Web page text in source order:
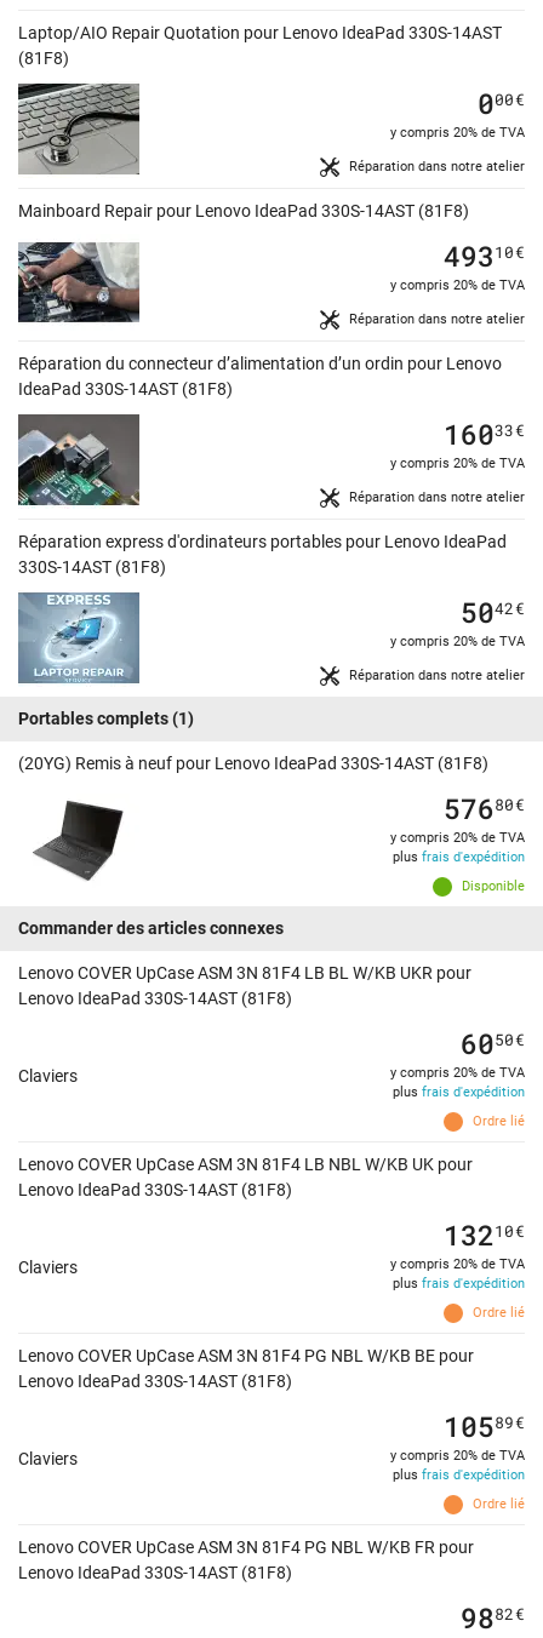
Laptop/AIO Repair Quotation pour Lenovo IdeaPad 330S-14AST
(81F8)
Réparation dans notre atelier
000€
y compris 20% de TVA
Mainboard Repair pour Lenovo IdeaPad 330S-14AST (81F8)
Réparation dans notre atelier
49310€
y compris 20% de TVA
Réparation du connecteur d’alimentation d’un ordin pour Lenovo
IdeaPad 330S-14AST (81F8)
Réparation dans notre atelier
16033€
y compris 20% de TVA
Réparation express d'ordinateurs portables pour Lenovo IdeaPad
330S-14AST (81F8)
Réparation dans notre atelier
5042€
y compris 20% de TVA
Portables complets(1)
(20YG) Remis à neuf pour Lenovo IdeaPad 330S-14AST (81F8)
Disponible
57680€
y compris 20% de TVA
plus frais d'expédition
Commander des articles connexes
Lenovo COVER UpCase ASM 3N 81F4 LB BL W/KB UKR pour
Lenovo IdeaPad 330S-14AST (81F8)
Claviers
Ordre lié
6050€
y compris 20% de TVA
plus frais d'expédition
Lenovo COVER UpCase ASM 3N 81F4 LB NBL W/KB UK pour
Lenovo IdeaPad 330S-14AST (81F8)
Claviers
Ordre lié
13210€
y compris 20% de TVA
plus frais d'expédition
Lenovo COVER UpCase ASM 3N 81F4 PG NBL W/KB BE pour
Lenovo IdeaPad 330S-14AST (81F8)
Claviers
Ordre lié
10589€
y compris 20% de TVA
plus frais d'expédition
Lenovo COVER UpCase ASM 3N 81F4 PG NBL W/KB FR pour
Lenovo IdeaPad 330S-14AST (81F8)
9882€